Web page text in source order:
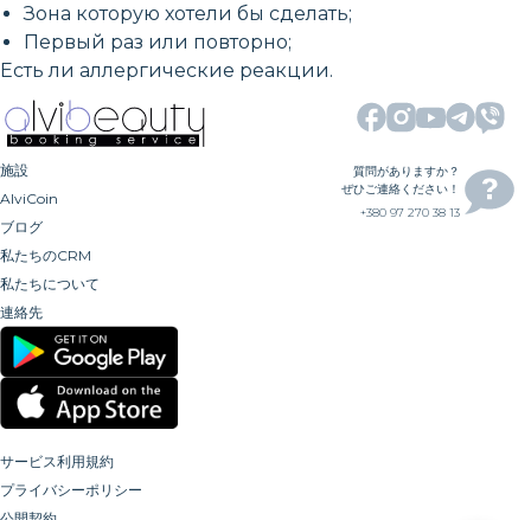
Зона которую хотели бы сделать;
Первый раз или повторно;
Есть ли аллергические реакции.
施設
AlviCoin
ブログ
私たちのCRM
私たちについて
連絡先
質問がありますか？
ぜひご連絡ください！
+380 97 270 38 13
サービス利用規約
プライバシーポリシー